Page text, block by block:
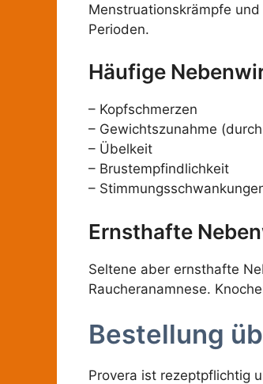
Menstruationskrämpfe
Perioden.
Häufige
– Kopfschmerzen
– Gewichtszunahme
– Übelkeit
– Brustempfindlichkeit
–
Ernsthafte
Seltene aber ernsthafte
Raucheranamnese.
Bestellung
Provera ist rezeptpflichtig